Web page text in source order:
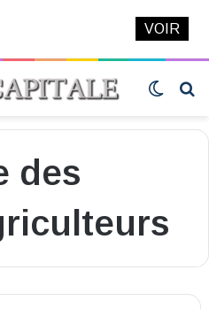
Switch
des
VOIR